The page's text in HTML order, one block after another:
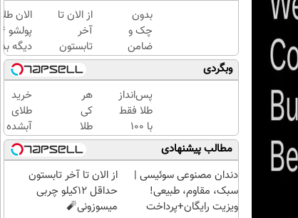
بدون
چک و
ضامن
تا 100
میلیون
اعتبار
خرید
طلا
بگیر!
از الان تا
آخر
تابستون
حداقل
12کیلو
چربی
میسوزونی
🧨
الان
دیگه
طلا با
بی‌بهره
وبگردی
پس‌انداز
طلا فقط
با ۱۰۰
هزارتومان
(امن و
راحت)
هر
کی
طلا
داره،
غم
نداره!
😊💎
(خرید
خرید
طلای
آبشده
حتی با
۱۰۰هزارتومان
مطالب پیشنهادی
دندان مصنوعی سوئیسی |
سبک، مقاوم، طبیعی!
ویزیت رایگان+پرداخت
از الان تا آخر تابستون
حداقل 12کیلو چربی
میسوزونی🧨